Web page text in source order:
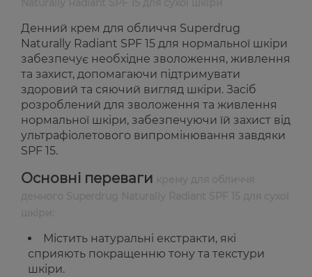
Денний крем для обличчя Superdrug
Naturally Radiant SPF 15 для нормальної шкіри
забезпечує необхідне зволоження, живлення
та захист, допомагаючи підтримувати
здоровий та сяючий вигляд шкіри. Засіб
розроблений для зволоження та живлення
нормальної шкіри, забезпечуючи їй захист від
ультрафіолетового випромінювання завдяки
SPF 15.
Основні переваги
Містить натуральні екстракти, які
сприяють покращенню тону та текстури
шкіри.